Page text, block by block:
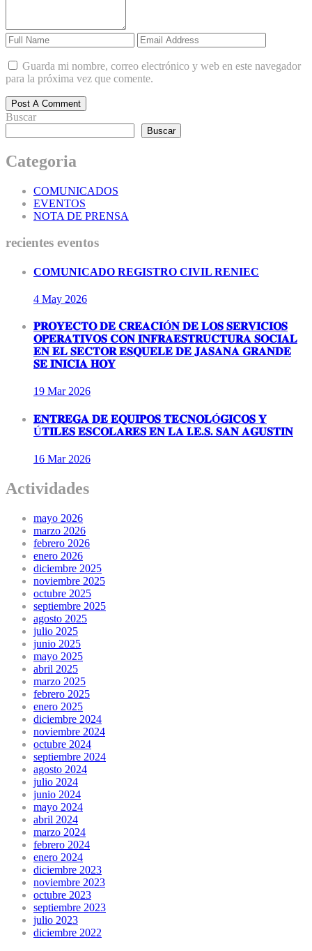
Guarda mi nombre, correo electrónico y web en este navegador
para la próxima vez que comente.
Post A Comment
Buscar
Buscar
Categoria
COMUNICADOS
EVENTOS
NOTA DE PRENSA
recientes eventos
COMUNICADO REGISTRO CIVIL RENIEC
4 May 2026
𝐏𝐑𝐎𝐘𝐄𝐂𝐓𝐎 𝐃𝐄 𝐂𝐑𝐄𝐀𝐂𝐈Ó𝐍 𝐃𝐄 𝐋𝐎𝐒 𝐒𝐄𝐑𝐕𝐈𝐂𝐈𝐎𝐒
𝐎𝐏𝐄𝐑𝐀𝐓𝐈𝐕𝐎𝐒 𝐂𝐎𝐍 𝐈𝐍𝐅𝐑𝐀𝐄𝐒𝐓𝐑𝐔𝐂𝐓𝐔𝐑𝐀 𝐒𝐎𝐂𝐈𝐀𝐋
𝐄𝐍 𝐄𝐋 𝐒𝐄𝐂𝐓𝐎𝐑 𝐄𝐒𝐐𝐔𝐄𝐋𝐄 𝐃𝐄 𝐉𝐀𝐒𝐀𝐍𝐀 𝐆𝐑𝐀𝐍𝐃𝐄
𝐒𝐄 𝐈𝐍𝐈𝐂𝐈𝐀 𝐇𝐎𝐘
19 Mar2026
𝐄𝐍𝐓𝐑𝐄𝐆𝐀 𝐃𝐄 𝐄𝐐𝐔𝐈𝐏𝐎𝐒 𝐓𝐄𝐂𝐍𝐎𝐋Ó𝐆𝐈𝐂𝐎𝐒 𝐘
Ú𝐓𝐈𝐋𝐄𝐒 𝐄𝐒𝐂𝐎𝐋𝐀𝐑𝐄𝐒 𝐄𝐍 𝐋𝐀 𝐈.𝐄.𝐒. 𝐒𝐀𝐍 𝐀𝐆𝐔𝐒𝐓𝐈𝐍
16 Mar2026
Actividades
mayo 2026
marzo 2026
febrero 2026
enero 2026
diciembre 2025
noviembre 2025
octubre 2025
septiembre 2025
agosto 2025
julio 2025
junio 2025
mayo 2025
abril 2025
marzo 2025
febrero 2025
enero 2025
diciembre 2024
noviembre 2024
octubre 2024
septiembre 2024
agosto 2024
julio 2024
junio 2024
mayo 2024
abril 2024
marzo 2024
febrero 2024
enero 2024
diciembre 2023
noviembre 2023
octubre 2023
septiembre 2023
julio 2023
diciembre 2022